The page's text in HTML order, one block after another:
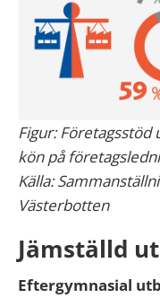
Figur:
kön på
Källa:
Västerbotten
Jämställd
Eftergymnasial